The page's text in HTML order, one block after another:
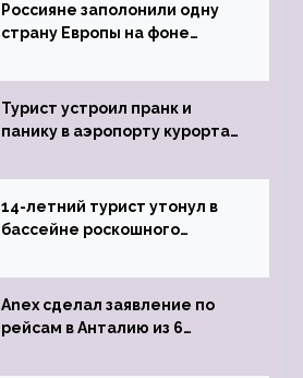
Россияне заполонили одну
страну Европы на фоне
виз
Турист устроил пранк и
панику в аэропорту курорта,
задержке рейса
14-летний турист утонул в
бассейне роскошного
Anex сделал заявление по
рейсам в Анталию из 6